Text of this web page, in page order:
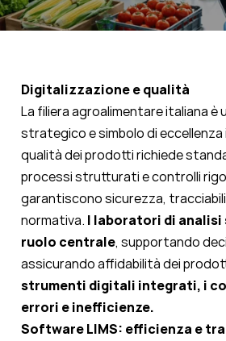
Digitalizzazione e qualità
La filiera agroalimentare italiana è
strategico e simbolo di eccellenza
qualità dei prodotti richiede
processi strutturati e controlli
garantiscono sicurezza,
normativa. I laboratori di analisi
ruolo centrale, supportando
assicurando affidabilità dei
strumenti digitali integrati, i
errori e inefficienze.
Software LIMS: efficienza e